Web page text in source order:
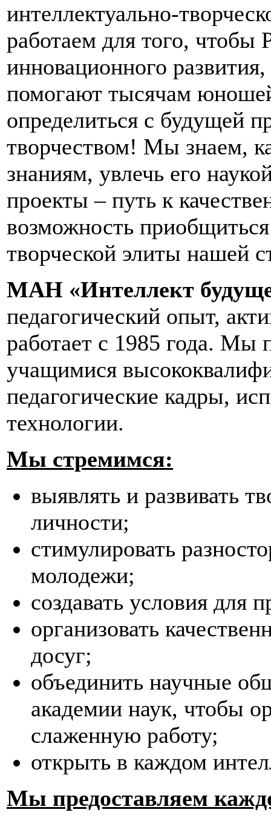
интеллектуально-
работаем для того, чтобы
инновационного
помогают тысячам
определиться с будущей
творчеством! Мы знаем,
знаниям, увлечь его
проекты – путь к
возможность
творческой элиты нашей
МАН «Интеллект
педагогический опыт,
работает с 1985 года. Мы
учащимися
педагогические кадры,
технологии.
Мы стремимся:
выявлять и развивать
личности;
стимулировать
молодежи;
создавать условия для
организовать
досуг;
объединить научные
академии наук, чтобы
слаженную работу;
открыть в каждом
Мы предоставляем